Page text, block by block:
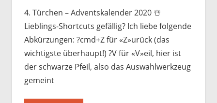
4. Türchen – Adventskalender 2020 ☃️️
Lieblings-Shortcuts gefällig? Ich liebe folgende
Abkürzungen: ?cmd+Z für «Z»urück (das
wichtigste überhaupt!) ?V für «V»eil, hier ist
der schwarze Pfeil, also das Auswahlwerkzeug
gemeint